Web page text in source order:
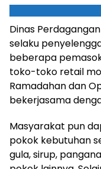
Dinas
selaku
beberapa
toko-toko retail
Ramadahan dan
bekerjasama
Masyarakat pun
pokok kebutuhan
gula, sirup,